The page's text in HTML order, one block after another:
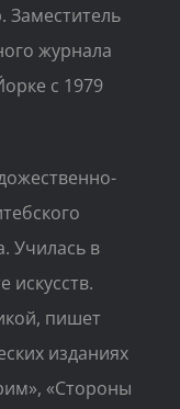
Заместитель
журнала
с 1979
Училась в
искусств.
пишет
изданиях
«Стороны